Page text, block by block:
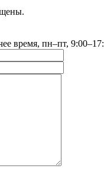
время, пн–пт,